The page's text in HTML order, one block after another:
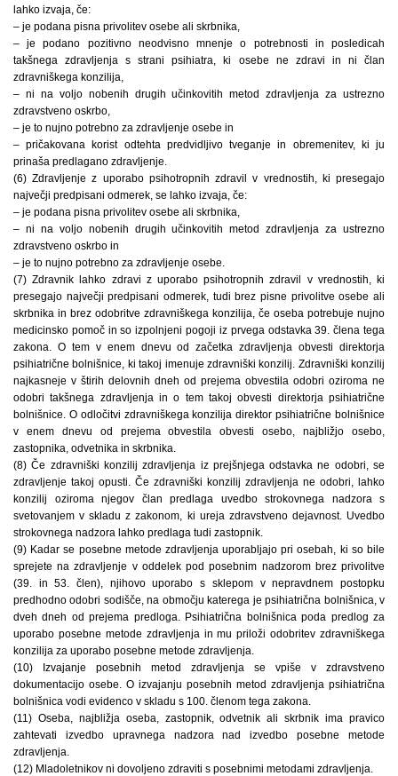
lahko izvaja, če:
– je podana pisna privolitev osebe ali skrbnika,
– je podano pozitivno neodvisno mnenje o potrebnosti in posledicah
takšnega zdravljenja s strani psihiatra, ki osebe ne zdravi in ni član
zdravniškega konzilija,
– ni na voljo nobenih drugih učinkovitih metod zdravljenja za ustrezno
zdravstveno oskrbo,
– je to nujno potrebno za zdravljenje osebe in
– pričakovana korist odtehta predvidljivo tveganje in obremenitev, ki ju
prinaša predlagano zdravljenje.
(6) Zdravljenje z uporabo psihotropnih zdravil v vrednostih, ki presegajo
največji predpisani odmerek, se lahko izvaja, če:
– je podana pisna privolitev osebe ali skrbnika,
– ni na voljo nobenih drugih učinkovitih metod zdravljenja za ustrezno
zdravstveno oskrbo in
– je to nujno potrebno za zdravljenje osebe.
(7) Zdravnik lahko zdravi z uporabo psihotropnih zdravil v vrednostih, ki
presegajo največji predpisani odmerek, tudi brez pisne privolitve osebe ali
skrbnika in brez odobritve zdravniškega konzilija, če oseba potrebuje nujno
medicinsko pomoč in so izpolnjeni pogoji iz prvega odstavka 39. člena tega
zakona. O tem v enem dnevu od začetka zdravljenja obvesti direktorja
psihiatrične bolnišnice, ki takoj imenuje zdravniški konzilij. Zdravniški konzilij
najkasneje v štirih delovnih dneh od prejema obvestila odobri oziroma ne
odobri takšnega zdravljenja in o tem takoj obvesti direktorja psihiatrične
bolnišnice. O odločitvi zdravniškega konzilija direktor psihiatrične bolnišnice
v enem dnevu od prejema obvestila obvesti osebo, najbližjo osebo,
zastopnika, odvetnika in skrbnika.
(8) Če zdravniški konzilij zdravljenja iz prejšnjega odstavka ne odobri, se
zdravljenje takoj opusti. Če zdravniški konzilij zdravljenja ne odobri, lahko
konzilij oziroma njegov član predlaga uvedbo strokovnega nadzora s
svetovanjem v skladu z zakonom, ki ureja zdravstveno dejavnost. Uvedbo
strokovnega nadzora lahko predlaga tudi zastopnik.
(9) Kadar se posebne metode zdravljenja uporabljajo pri osebah, ki so bile
sprejete na zdravljenje v oddelek pod posebnim nadzorom brez privolitve
(39. in 53. člen), njihovo uporabo s sklepom v nepravdnem postopku
predhodno odobri sodišče, na območju katerega je psihiatrična bolnišnica, v
dveh dneh od prejema predloga. Psihiatrična bolnišnica poda predlog za
uporabo posebne metode zdravljenja in mu priloži odobritev zdravniškega
konzilija za uporabo posebne metode zdravljenja.
(10) Izvajanje posebnih metod zdravljenja se vpiše v zdravstveno
dokumentacijo osebe. O izvajanju posebnih metod zdravljenja psihiatrična
bolnišnica vodi evidenco v skladu s 100. členom tega zakona.
(11) Oseba, najbližja oseba, zastopnik, odvetnik ali skrbnik ima pravico
zahtevati izvedbo upravnega nadzora nad izvedbo posebne metode
zdravljenja.
(12) Mladoletnikov ni dovoljeno zdraviti s posebnimi metodami zdravljenja.